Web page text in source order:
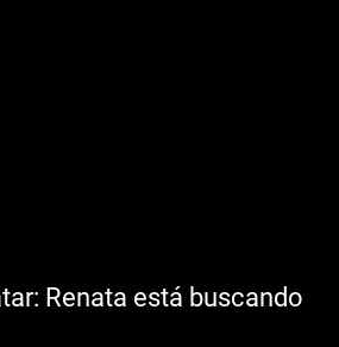
Renata está buscando